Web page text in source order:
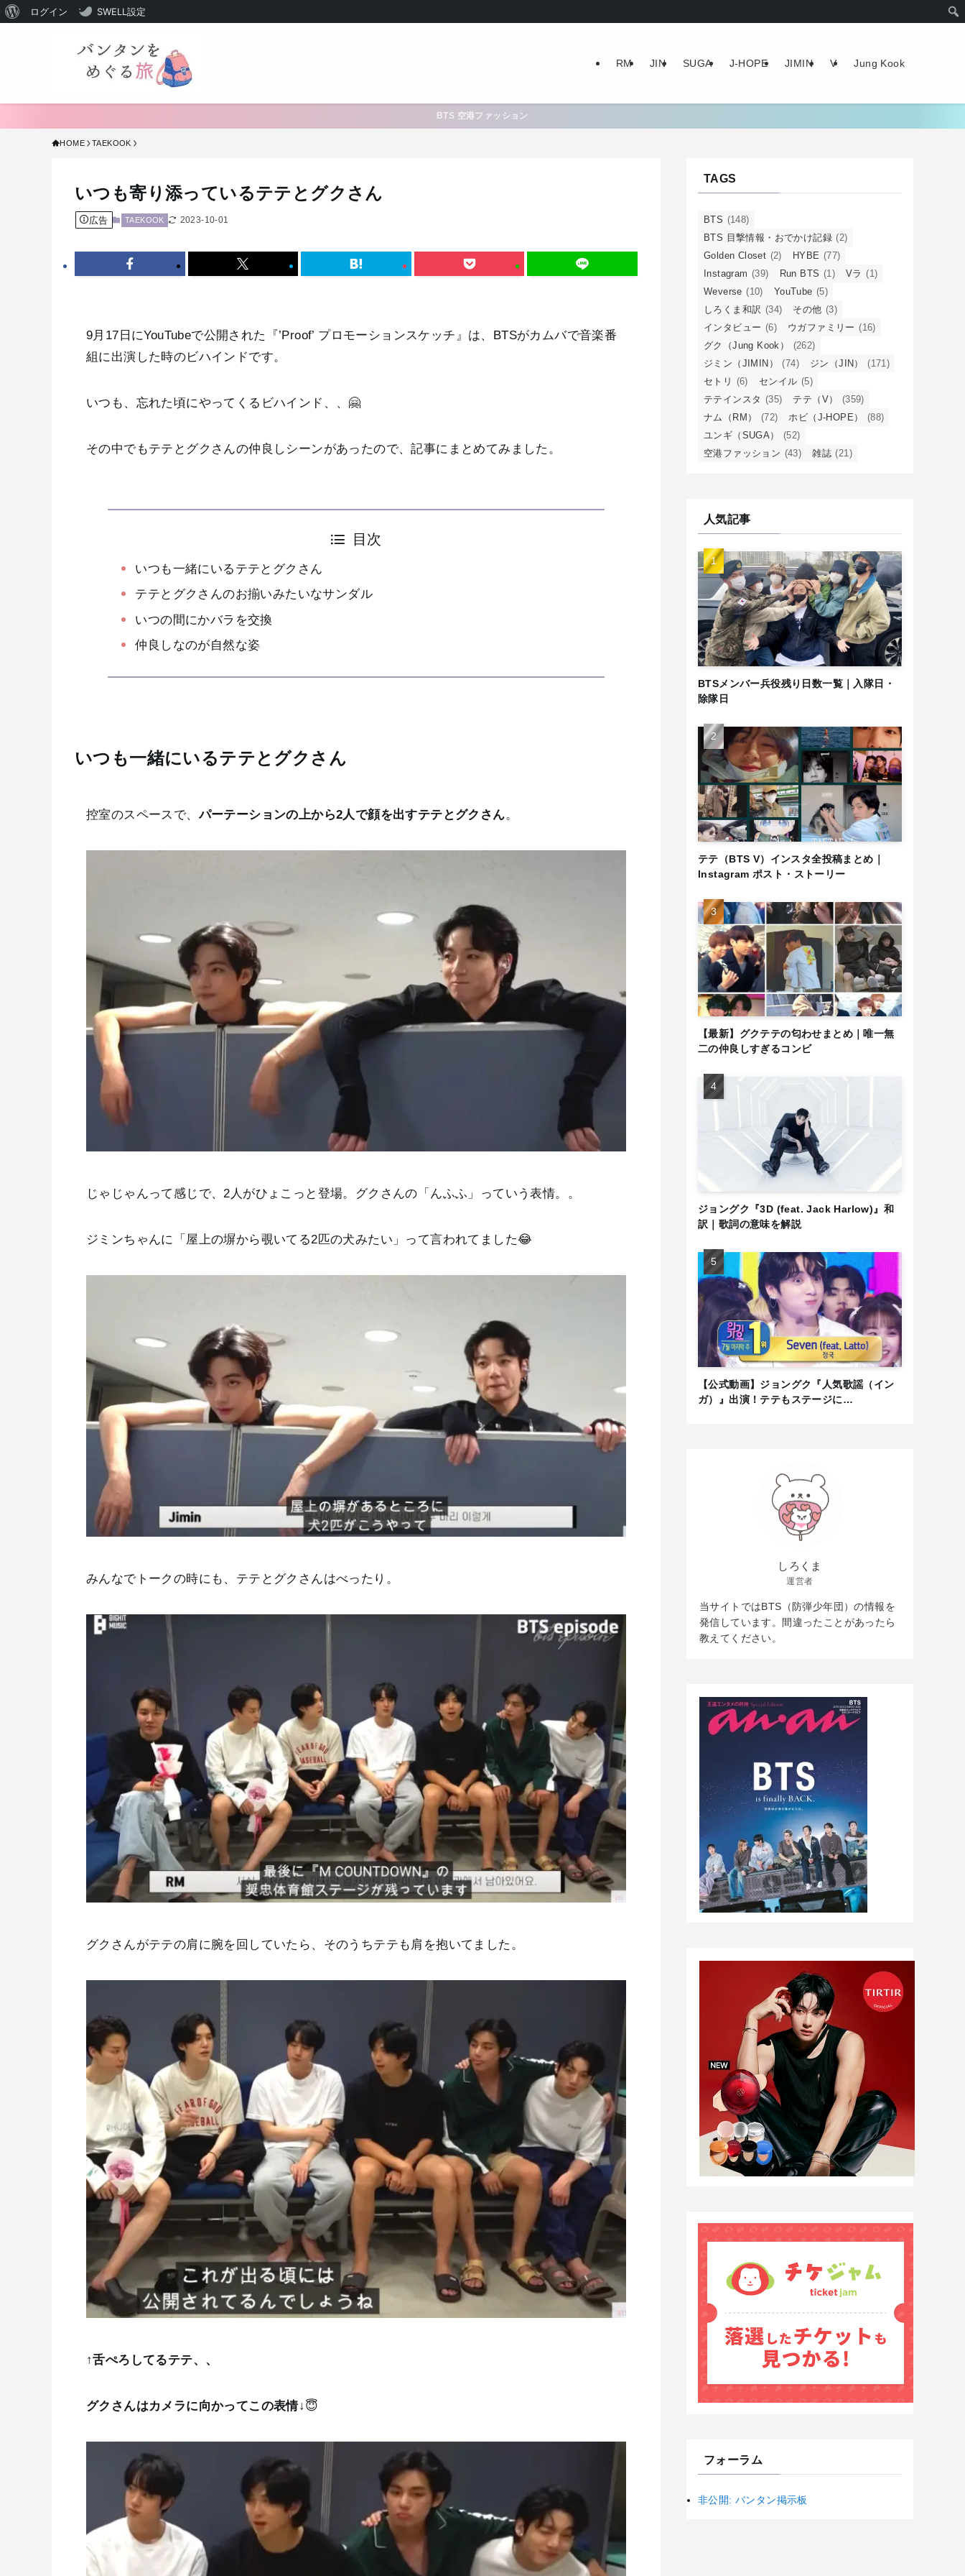
WordPress
て
ログイン SWELL設定
RM JIN SUGA J-HOPE JIMIN V Jung Kook
BTS 空港ファッション
HOME TAEKOOK
いつも寄り添っているテテとグクさん
広告 TAEKOOK 2023-10-01
9月17日にYouTubeで公開された『’Proof’ プロモーションスケッチ』は、BTSがカムバで音楽番
組に出演した時のビハインドです。
いつも、忘れた頃にやってくるビハインド、、🤗
その中でもテテとグクさんの仲良しシーンがあったので、記事にまとめてみました。
目次
いつも一緒にいるテテとグクさん
テテとグクさんのお揃いみたいなサンダル
いつの間にかバラを交換
仲良しなのが自然な姿
いつも一緒にいるテテとグクさん
控室のスペースで、パーテーションの上から2人で顔を出すテテとグクさん。
じゃじゃんって感じで、2人がひょこっと登場。グクさんの「んふふ」っていう表情。。
ジミンちゃんに「屋上の塀から覗いてる2匹の犬みたい」って言われてました😂
みんなでトークの時にも、テテとグクさんはべったり。
グクさんがテテの肩に腕を回していたら、そのうちテテも肩を抱いてました。
↑舌ぺろしてるテテ、、
グクさんはカメラに向かってこの表情↓😇
TAGS
BTS (148)
BTS 目撃情報・おでかけ記録 (2)
Golden Closet (2) HYBE (77)
Instagram (39) Run BTS (1) Vラ (1)
Weverse (10) YouTube (5)
しろくま和訳 (34) その他 (3)
インタビュー (6) ウガファミリー (16)
グク（Jung Kook）
(262)
ジミン（JIMIN）
(74) ジン（JIN）
(171)
セトリ (6) センイル (5)
テテインスタ (35) テテ（V）
(359)
ナム（RM）
(72) ホビ（J-HOPE）
(88)
ユンギ（SUGA）
(52)
空港ファッション (43) 雑誌 (21)
人気記事
BTSメンバー兵役残り日数一覧｜入隊日・
除隊日
テテ（BTS V）インスタ全投稿まとめ｜
Instagram ポスト・ストーリー
【最新】グクテテの匂わせまとめ｜唯一無
二の仲良しすぎるコンビ
ジョングク『3D (feat. Jack Harlow)』和
訳｜歌詞の意味を解説
【公式動画】ジョングク『人気歌謡（イン
ガ）』出演！テテもステージに…
しろくま
運営者
当サイトではBTS（防弾少年団）の情報を
発信しています。間違ったことがあったら
教えてください。
フォーラム
非公開: バンタン掲示板